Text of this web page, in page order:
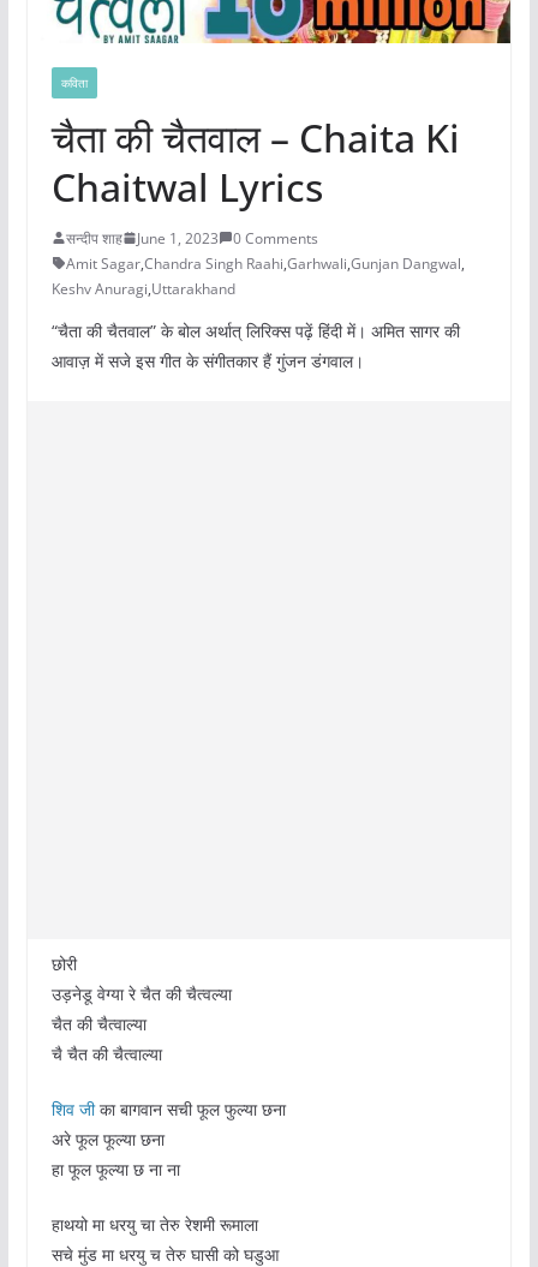
कविता
चैता की चैतवाल – Chaita Ki
Chaitwal Lyrics
सन्दीप शाह June 1, 2023
0 Comments
Amit Sagar,Chandra Singh Raahi,Garhwali,Gunjan Dangwal,
Keshv Anuragi,Uttarakhand
“चैता की चैतवाल” के बोल अर्थात् लिरिक्स पढ़ें हिंदी में। अमित सागर की
आवाज़ में सजे इस गीत के संगीतकार हैं गुंजन डंगवाल।
छोरी
उड़नेडू वेग्या रे चैत की चैत्वल्या
चैत की चैत्वाल्या
चै चैत की चैत्वाल्या
शिव जीका बागवान सची फूल फुल्या छना
अरे फूल फूल्या छना
हा फूल फूल्या छ ना ना
हाथयो मा धरयु चा तेरु रेशमी रूमाला
सचे मुंड मा धरयु च तेरु घासी को घडुआ